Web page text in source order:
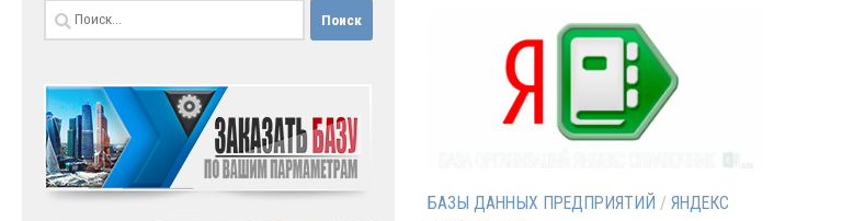
БАЗЫ ДАННЫХ ПРЕДПРИЯТИЙ / ЯНДЕКС
Найти: